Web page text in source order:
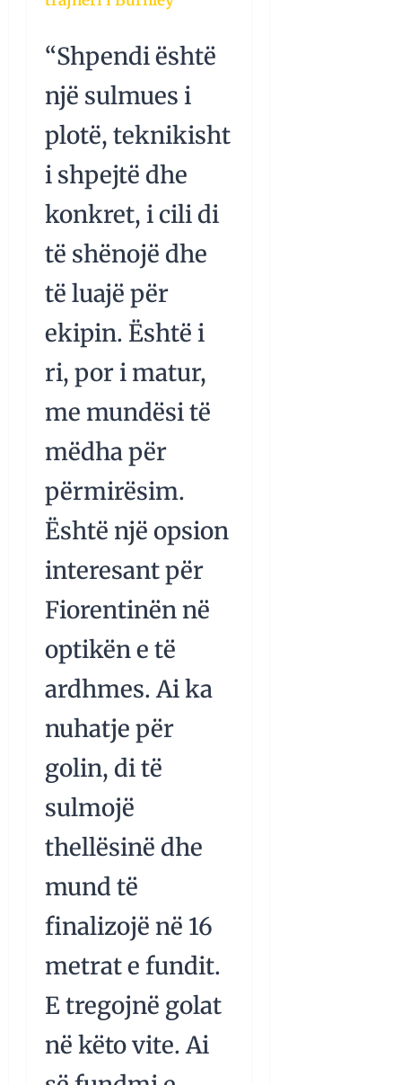
“Shpendi është
një sulmues i
plotë, teknikisht
i shpejtë dhe
konkret, i cili di
të shënojë dhe
të luajë për
ekipin. Është i
ri, por i matur,
me mundësi të
mëdha për
përmirësim.
Është një opsion
interesant për
Fiorentinën në
optikën e të
ardhmes. Ai ka
nuhatje për
golin, di të
sulmojë
thellësinë dhe
mund të
finalizojë në 16
metrat e fundit.
E tregojnë golat
në këto vite. Ai